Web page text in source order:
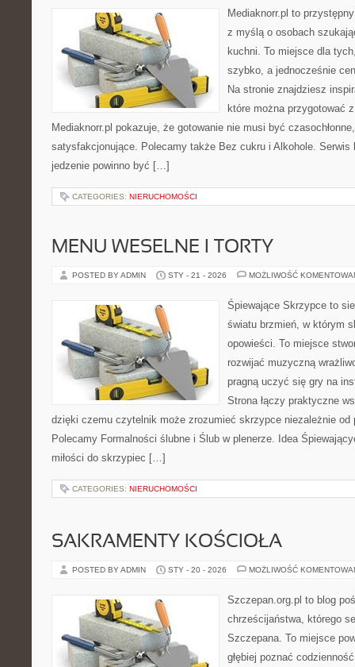
Mediaknorr.pl to
z myślą o osobach
kuchni. To miejsce dla
szybko, a jednocześnie
Na stronie znajdziesz
które można przygotować
Mediaknorr.pl pokazuje, że gotowanie nie musi być
satysfakcjonujące. Polecamy także Bez cukru i Alkohole. Serwis
jedzenie powinno być […]
CATEGORIES: NIERUCHOMOŚCI
MENU WESELNE I TORTY
POSTED BY ADMIN STY - 21 - 2026 MOŻLIWOŚĆ
Śpiewające Skrzypce to
światu brzmień, w którym
opowieści. To miejsce
rozwijać muzyczną
pragną uczyć się gry na
Strona łączy praktyczne
dzięki czemu czytelnik może zrozumieć skrzypce niezależnie od
Polecamy Formalności ślubne i Ślub w plenerze. Idea
miłości do skrzypiec […]
CATEGORIES: NIERUCHOMOŚCI
SAKRAMENTY KOŚCIOŁA
POSTED BY ADMIN STY - 20 - 2026 MOŻLIWOŚĆ
Szczepan.org.pl to blog
chrześcijaństwa, którego
Szczepana. To miejsce
głębiej poznać